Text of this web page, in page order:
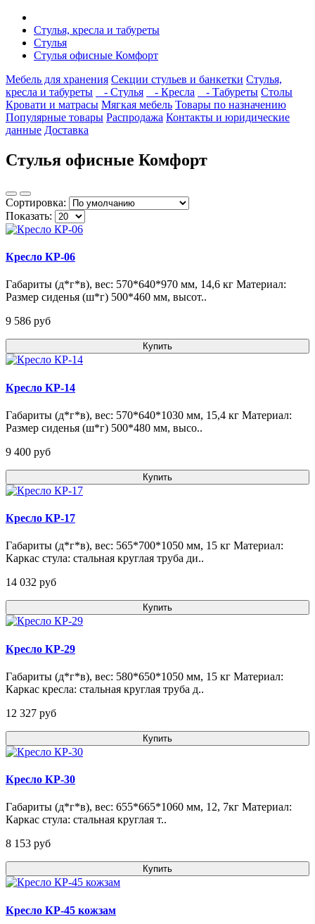
Стулья, кресла и табуреты
Стулья
Стулья офисные Комфорт
Мебель для хранения Секции стульев и банкетки Стулья,
кресла и табуреты
- Стулья - Кресла - Табуреты Столы
Кровати и матрасы Мягкая мебель Товары по назначению
Популярные товары Распродажа Контакты и юридические
данные Доставка
Стулья офисные Комфорт
Сортировка:
Показать:
Кресло КР-06
Габариты (д*г*в), вес: 570*640*970 мм, 14,6 кг Материал:
Размер сиденья (ш*г) 500*460 мм, высот..
9 586 pуб
Купить
Кресло КР-14
Габариты (д*г*в), вес: 570*640*1030 мм, 15,4 кг Материал:
Размер сиденья (ш*г) 500*480 мм, высо..
9 400 pуб
Купить
Кресло КР-17
Габариты (д*г*в), вес: 565*700*1050 мм, 15 кг Материал:
Каркас стула: стальная круглая труба ди..
14 032 pуб
Купить
Кресло КР-29
Габариты (д*г*в), вес: 580*650*1050 мм, 15 кг Материал:
Каркас кресла: стальная круглая труба д..
12 327 pуб
Купить
Кресло КР-30
Габариты (д*г*в), вес: 655*665*1060 мм, 12, 7кг Материал:
Каркас стула: стальная круглая т..
8 153 pуб
Купить
Кресло КР-45 кожзам